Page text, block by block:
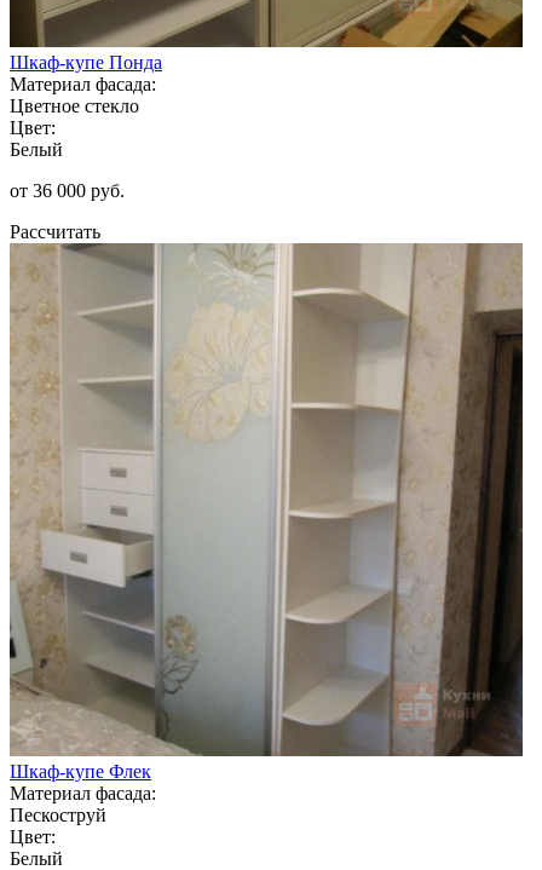
Шкаф-купе Понда
Материал фасада:
Цветное стекло
Цвет:
Белый
от 36 000 руб.
Рассчитать
Шкаф-купе Флек
Материал фасада:
Пескоструй
Цвет:
Белый